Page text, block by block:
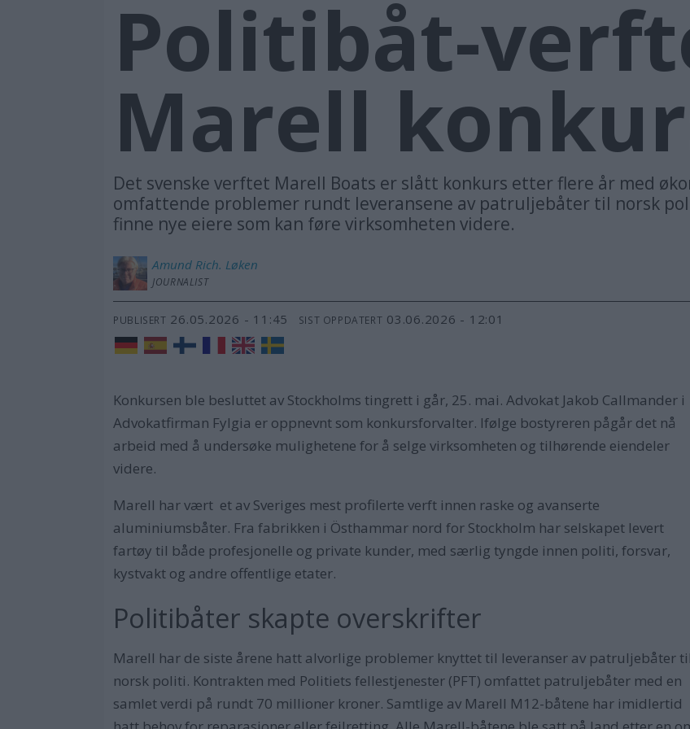
Politibåt-
Marell
Det svenske verftet Marell Boats er slått konkurs etter flere år med
omfattende problemer rundt leveransene av patruljebåter til norsk
finne nye eiere som kan føre virksomheten videre.
Amund Rich. Løken
JOURNALIST
PUBLISERT 26.05.2026 - 11:45 SIST OPPDATERT 03.06.2026 - 12:01
Konkursen ble besluttet av Stockholms tingrett i går, 25. mai. Advokat Jakob Callmander i
Advokatfirman Fylgia er oppnevnt som konkursforvalter. Ifølge bostyreren pågår det nå
arbeid med å undersøke mulighetene for å selge virksomheten og tilhørende eiendeler
videre.
Marell har vært et av Sveriges mest profilerte verft innen raske og avanserte
aluminiumsbåter. Fra fabrikken i Östhammar nord for Stockholm har selskapet levert
fartøy til både profesjonelle og private kunder, med særlig tyngde innen politi, forsvar,
kystvakt og andre offentlige etater.
Politibåter skapte overskrifter
Marell har de siste årene hatt alvorlige problemer knyttet til leveranser av patruljebåter til
norsk politi. Kontrakten med Politiets fellestjenester (PFT) omfattet patruljebåter med en
samlet verdi på rundt 70 millioner kroner. Samtlige av Marell M12-båtene har imidlertid